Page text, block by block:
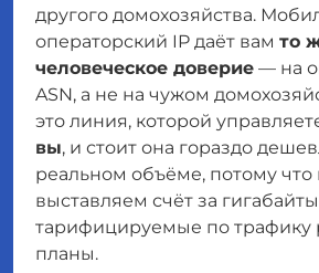
другого домохозяйства.
операторский IP даёт вам то
человеческое доверие — на
ASN, а не на чужом
это линия, которой
вы, и стоит она гораздо
реальном объёме, потому
выставляем счёт за
тарифицируемые по трафику
планы.